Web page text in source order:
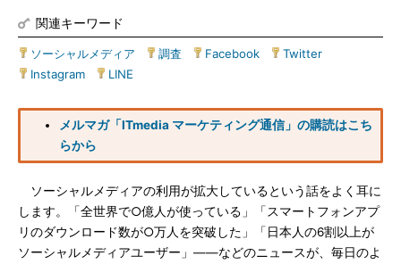
関連キーワード
ソーシャルメディア 調査 Facebook Twitter
Instagram
LINE
メルマガ「ITmedia マーケティング通信」の購読はこち
らから
ソーシャルメディアの利用が拡大しているという話をよく耳に
します。「全世界で○億人が使っている」「スマートフォンアプ
リのダウンロード数が○万人を突破した」「日本人の6割以上が
ソーシャルメディアユーザー」――などのニュースが、毎日のよ